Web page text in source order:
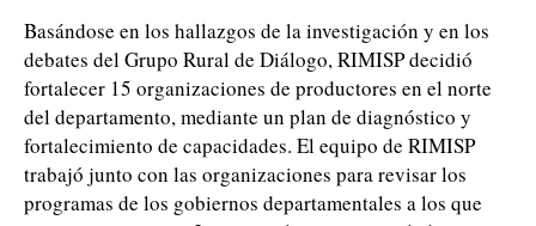
Basándose en los hallazgos de la investigación y en los
debates del Grupo Rural de Diálogo, RIMISP decidió
fortalecer 15 organizaciones de productores en el norte
del departamento, mediante un plan de diagnóstico y
fortalecimiento de capacidades. El equipo de RIMISP
trabajó junto con las organizaciones para revisar los
programas de los gobiernos departamentales a los que